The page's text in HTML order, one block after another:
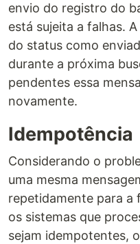
envio do registro do
está sujeita a falhas.
do status como
durante a próxima
pendentes essa
novamente.
Idempotência
Considerando o
uma mesma
repetidamente para a
os sistemas que
sejam idempotentes,